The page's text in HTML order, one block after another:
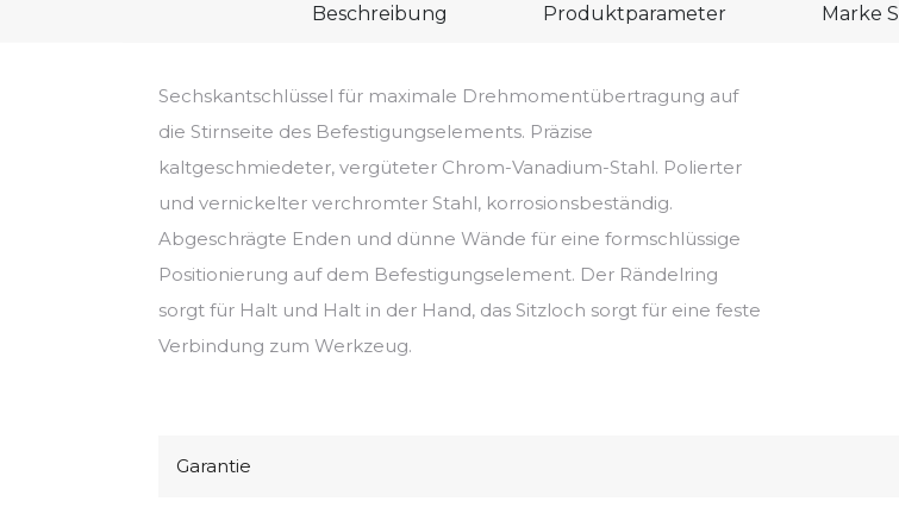
Beschreibung Produktparameter Marke
Sechskantschlüssel für maximale Drehmomentübertragung auf
die Stirnseite des Befestigungselements. Präzise
kaltgeschmiedeter, vergüteter Chrom-Vanadium-Stahl. Polierter
und vernickelter verchromter Stahl, korrosionsbeständig.
Abgeschrägte Enden und dünne Wände für eine formschlüssige
Positionierung auf dem Befestigungselement. Der Rändelring
sorgt für Halt und Halt in der Hand, das Sitzloch sorgt für eine feste
Verbindung zum Werkzeug.
Garantie